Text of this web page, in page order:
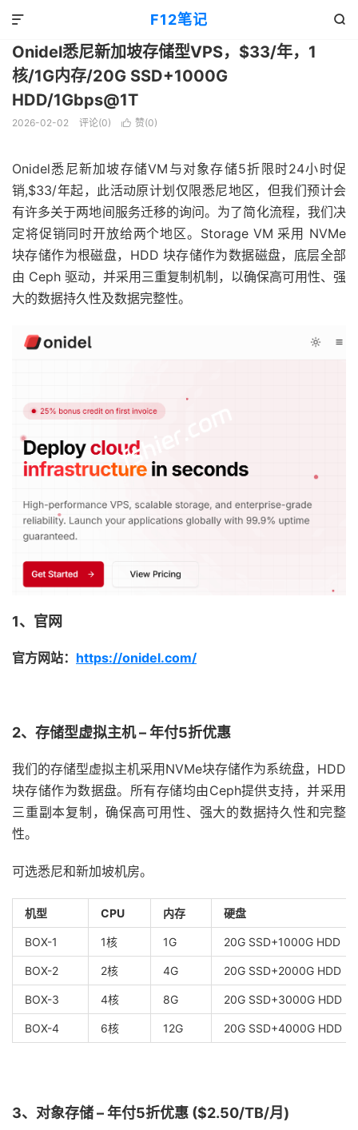
F12笔记 

VPS优惠
Onidel悉尼新加坡存储型VPS，$33/年，1
核/1G内存/20G SSD+1000G
HDD/1Gbps@1T
2026-02-02 评论(0)  赞(0)
Onidel悉尼新加坡存储VM与对象存储5折限时24小时促
销,$33/年起，此活动原计划仅限悉尼地区，但我们预计会
有许多关于两地间服务迁移的询问。为了简化流程，我们决
定将促销同时开放给两个地区。Storage VM 采用 NVMe
块存储作为根磁盘，HDD 块存储作为数据磁盘，底层全部
由 Ceph 驱动，并采用三重复制机制，以确保高可用性、强
大的数据持久性及数据完整性。
1、官网
官方网站： https://onidel.com/
2、存储型虚拟主机 – 年付5折优惠
我们的存储型虚拟主机采用NVMe块存储作为系统盘，HDD
块存储作为数据盘。所有存储均由Ceph提供支持，并采用
三重副本复制，确保高可用性、强大的数据持久性和完整
性。
可选悉尼和新加坡机房。
机型 CPU 内存 硬盘
BOX-1 1核 1G 20G SSD+1000G HDD
BOX-2 2核 4G 20G SSD+2000G HDD
BOX-3 4核 8G 20G SSD+3000G HDD
BOX-4 6核 12G 20G SSD+4000G HDD
3、对象存储 – 年付5折优惠 ($2.50/TB/月)